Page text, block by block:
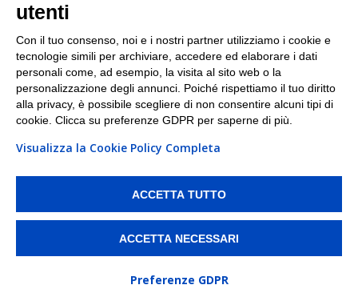
I nostri punti di ritiro e spedizione pacchi nelle
maggiori città italiane
Torino|Milano|Roma|Bologna|Firenze| Genova
Napoli|Varese
PI/CF/N°Iscr.: 10821360012 | REA: RM 1494760 | Cap.Soc.: 50.000€ |
Whistleblowing|Privacy |Preferenze Cookies
ritirare i tuoi acquisti online e spedire i tuoi pacchi.
utenti
Con il tuo consenso, noi e i nostri partner utilizziamo i cookie e
tecnologie simili per archiviare, accedere ed elaborare i dati
personali come, ad esempio, la visita al sito web o la
personalizzazione degli annunci. Poiché rispettiamo il tuo diritto
alla privacy, è possibile scegliere di non consentire alcuni tipi di
cookie. Clicca su preferenze GDPR per saperne di più.
Visualizza la Cookie Policy Completa
ACCETTA TUTTO
ACCETTA NECESSARI
Preferenze GDPR